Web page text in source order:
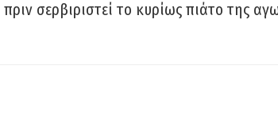
σερβιριστεί το κυρίως πιάτο της